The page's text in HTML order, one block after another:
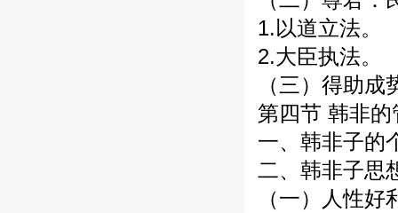
1.以道立法。
2.大臣执法。
（三）得助成
第四节 韩非
一、韩非子的
二、韩非子思
（一）人性好